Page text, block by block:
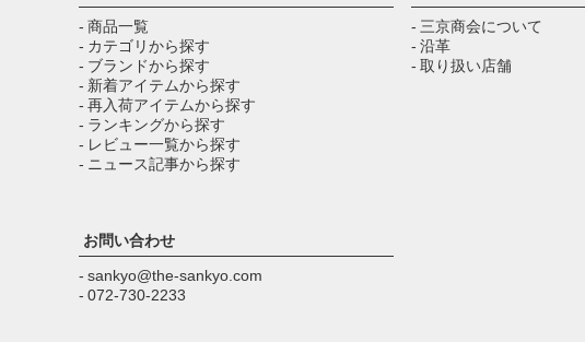
- 商品一覧
- カテゴリから探す
- ブランドから探す
- 新着アイテムから探す
- 再入荷アイテムから探す
- ランキングから探す
- レビュー一覧から探す
- ニュース記事から探す
- 三京商会について
- 沿革
- 取り扱い店舗
お問い合わせ
- sankyo@the-sankyo.com
- 072-730-2233